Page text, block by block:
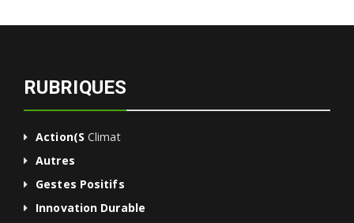
RUBRIQUES
Action(s Climat
Autres
Gestes Positifs
Innovation Durable